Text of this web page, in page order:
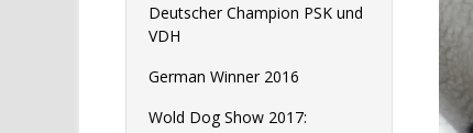
Deutscher Champion PSK und
VDH
German Winner 2016
Wold Dog Show 2017: